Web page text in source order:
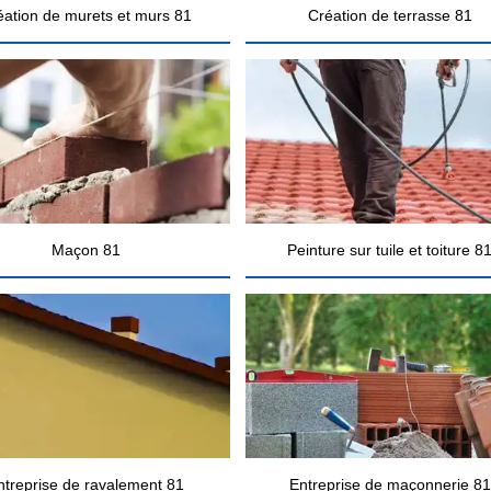
de murets et murs 81 Création de terrasse 81
Maçon 81 Peinture sur tuile et toiture
de ravalement 81 Entreprise de maçonnerie 81